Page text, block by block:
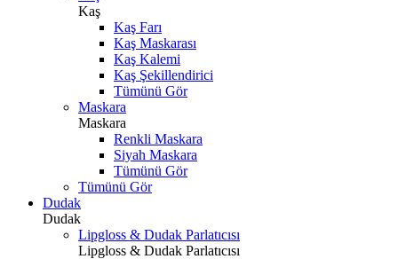
Kaş
Kaş Farı
Kaş Maskarası
Kaş Kalemi
Kaş Şekillendirici
Tümünü Gör
Maskara
Maskara
Renkli Maskara
Siyah Maskara
Tümünü Gör
Tümünü Gör
Dudak
Dudak
Lipgloss & Dudak Parlatıcısı
Lipgloss & Dudak Parlatıcısı